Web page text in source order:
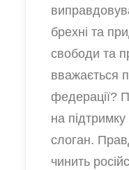
брехні та
свободи та
вважається
федерації?
на
слоган.
чинить